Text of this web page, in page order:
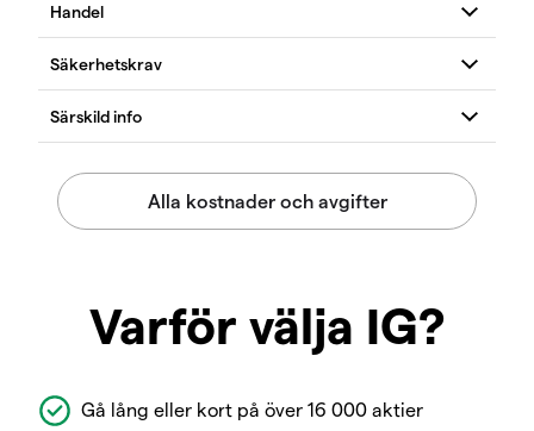
Varför välja IG?
Gå lång eller kort på över 16 000 aktier